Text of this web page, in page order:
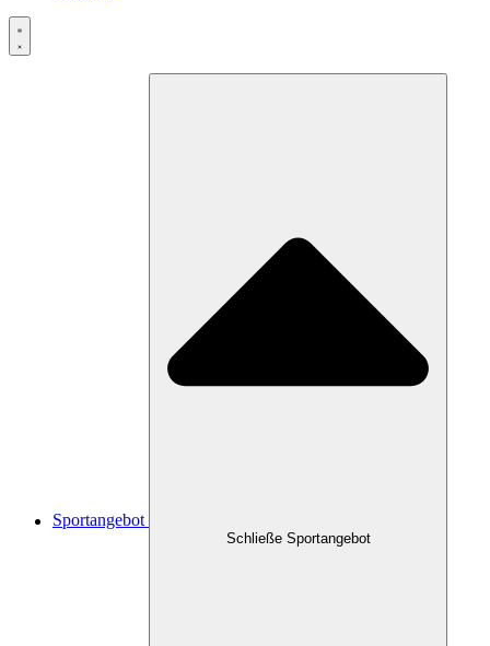
Sportangebot
Schließe Sportangebot